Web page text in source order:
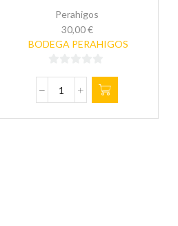
Perahigos
30,00€
BODEGA PERAHIGOS
de
5
VINO